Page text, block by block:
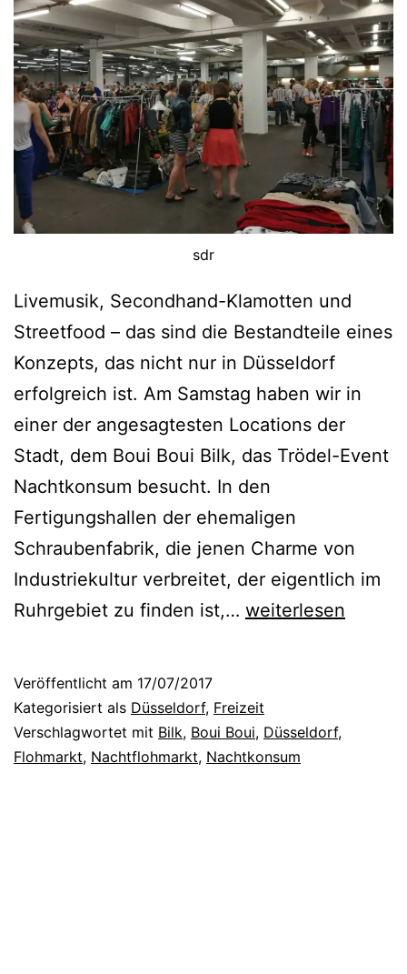
sdr
Livemusik, Secondhand-Klamotten und
Streetfood – das sind die Bestandteile eines
Konzepts, das nicht nur in Düsseldorf
erfolgreich ist. Am Samstag haben wir in
einer der angesagtesten Locations der
Stadt, dem Boui Boui Bilk, das Trödel-Event
Nachtkonsum besucht. In den
Fertigungshallen der ehemaligen
Schraubenfabrik, die jenen Charme von
Industriekultur verbreitet, der eigentlich im
Ruhrgebiet zu finden ist,… D
T
r
ö
weiterlesen
Veröffentlicht am 17/07/2017
Kategorisiert als Düsseldorf, Freizeit
Verschlagwortet mit Bilk, Boui Boui, Düsseldorf,
Flohmarkt, Nachtflohmarkt, Nachtkonsum